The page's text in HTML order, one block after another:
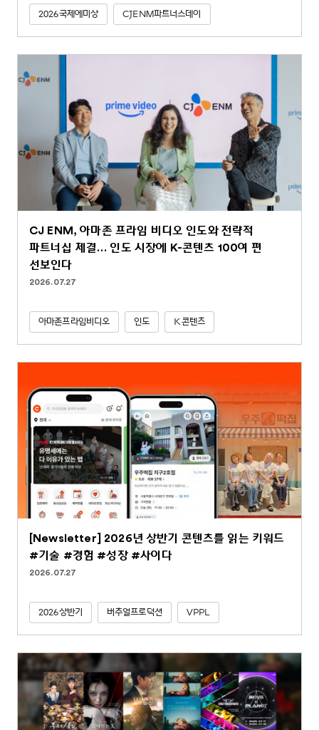
2026국제에미상 CJENM파트너스데이
CJ ENM, 아마존 프라임 비디오 인도와 전략적
파트너십 체결… 인도 시장에 K-콘텐츠 100여 편
선보인다
2026.07.27
아마존프라임비디오 인도 K콘텐츠
[Newsletter] 2026년 상반기 콘텐츠를 읽는 키워드
#기술 #경험 #성장 #사이다
2026.07.27
2026상반기 버추얼프로덕션 VPPL